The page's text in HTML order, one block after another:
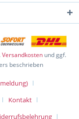
Versandkosten und ggf.
beschrieben
Kontakt